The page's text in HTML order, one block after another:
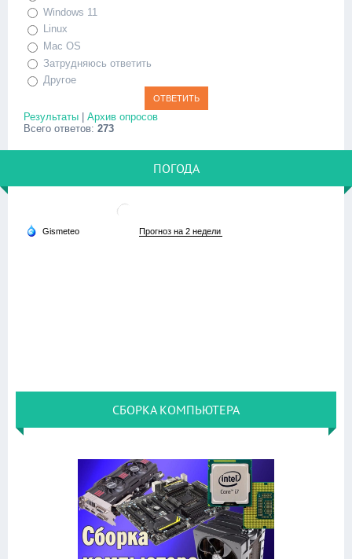
Windows 11
Linux
Mac OS
Затрудняюсь ответить
Другое
Результаты | Архив опросов
Всего ответов: 273
ПОГОДА
СБОРКА КОМПЬЮТЕРА